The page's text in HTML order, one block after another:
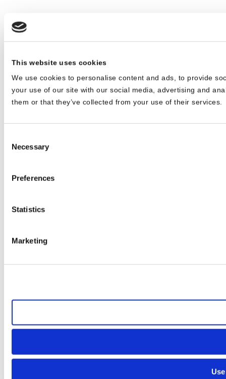
This website uses cookies
We use cookies to personalise content and ads, to provide
your use of our site with our social media, advertising and
them or that they’ve collected from your use of their services.
Selection
Necessary
Preferences
Statistics
Marketing